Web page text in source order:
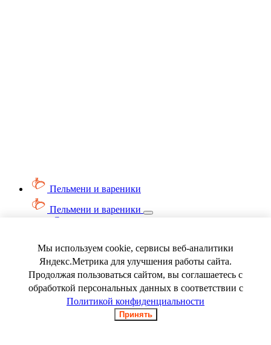
Пельмени и вареники
Пельмени и вареники
Смотреть весь раздел
Ягода замороженная
Мы используем cookie, сервисы веб-аналитики
Яндекс.Метрика для улучшения работы сайта.
Продолжая пользоваться сайтом, вы соглашаетесь с
обработкой персональных данных в соответствии с
Политикой конфиденциальности
Принять